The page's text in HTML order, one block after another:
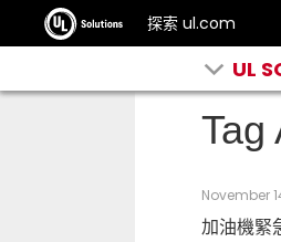
探索 ul.com
UL
Tag
November
加油機緊